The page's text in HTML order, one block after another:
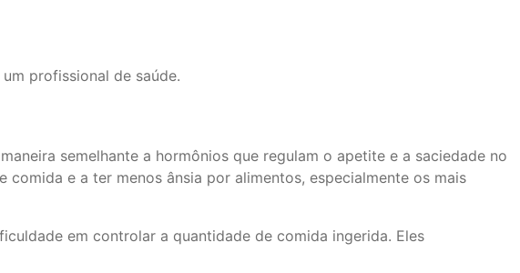
profissional de saúde.
semelhante a hormônios que regulam o apetite e a saciedade no
e a ter menos ânsia por alimentos, especialmente os mais
em controlar a quantidade de comida ingerida. Eles